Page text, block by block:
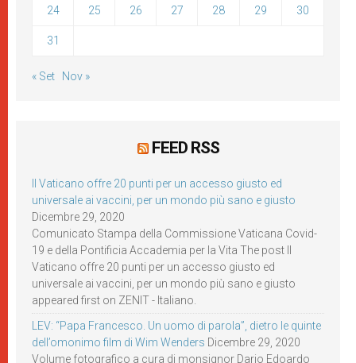
24 25 26 27 28 29 30
31
« Set Nov »
FEED RSS
Il Vaticano offre 20 punti per un accesso giusto ed
universale ai vaccini, per un mondo più sano e giusto
Dicembre 29, 2020
Comunicato Stampa della Commissione Vaticana Covid-
19 e della Pontificia Accademia per la Vita The post Il
Vaticano offre 20 punti per un accesso giusto ed
universale ai vaccini, per un mondo più sano e giusto
appeared first on ZENIT - Italiano.
LEV: “Papa Francesco. Un uomo di parola”, dietro le quinte
dell’omonimo film di Wim Wenders Dicembre 29, 2020
Volume fotografico a cura di monsignor Dario Edoardo